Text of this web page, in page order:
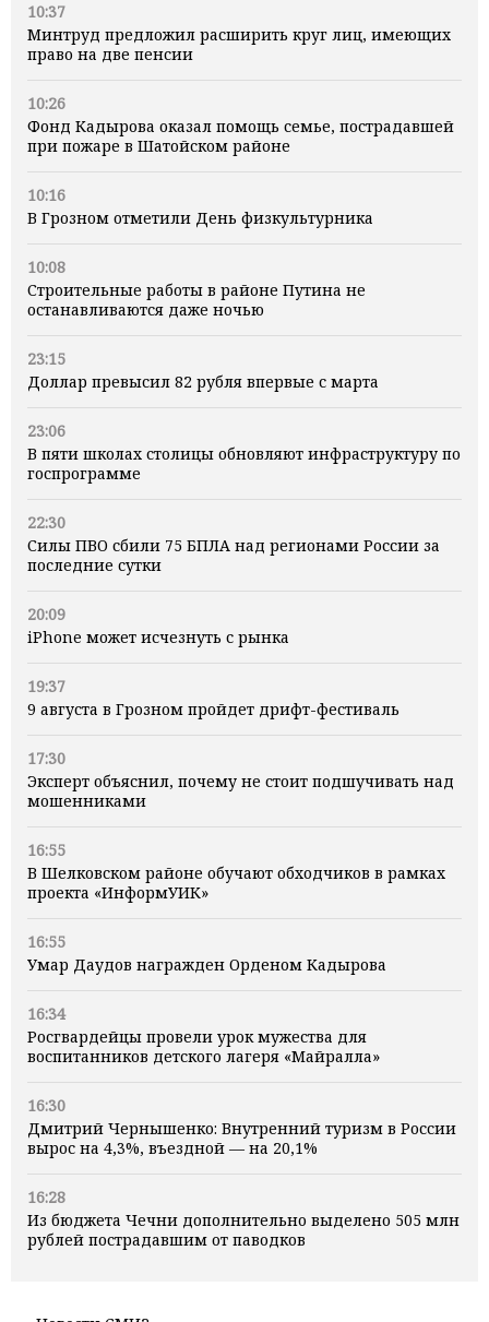
10:37
Минтруд предложил расширить круг лиц, имеющих
право на две пенсии
10:26
Фонд Кадырова оказал помощь семье, пострадавшей
при пожаре в Шатойском районе
10:16
В Грозном отметили День физкультурника
10:08
Строительные работы в районе Путина не
останавливаются даже ночью
23:15
Доллар превысил 82 рубля впервые с марта
23:06
В пяти школах столицы обновляют инфраструктуру по
госпрограмме
22:30
Силы ПВО сбили 75 БПЛА над регионами России за
последние сутки
20:09
iPhone может исчезнуть с рынка
19:37
9 августа в Грозном пройдет дрифт-фестиваль
17:30
Эксперт объяснил, почему не стоит подшучивать над
мошенниками
16:55
В Шелковском районе обучают обходчиков в рамках
проекта «ИнформУИК»
16:55
Умар Даудов награжден Орденом Кадырова
16:34
Росгвардейцы провели урок мужества для
воспитанников детского лагеря «Майралла»
16:30
Дмитрий Чернышенко: Внутренний туризм в России
вырос на 4,3%, въездной — на 20,1%
16:28
Из бюджета Чечни дополнительно выделено 505 млн
рублей пострадавшим от паводков